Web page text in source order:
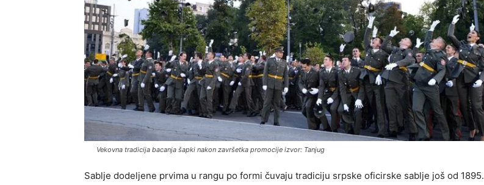
Vekovna tradicija bacanja šapki nakon završetka promocije izvor: Tanjug
Sablje dodeljene prvima u rangu po formi čuvaju tradiciju srpske oficirske sablje još od 1895.